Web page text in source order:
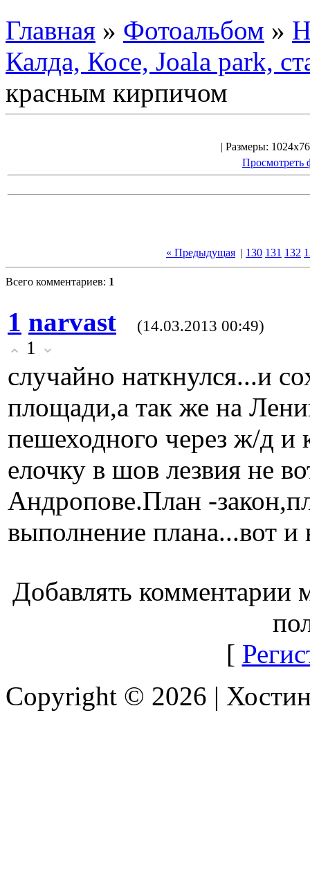
Главная » Фотоальбом »
Калда, Косе, Joala park,
красным кирпичом
| Размеры:
Просмотреть
« Предыдущая | 130 131 132
Всего комментариев: 1
1 narvast (14.03.2013 00:49)
1
случайно наткнулся...и
площади,а так же на
пешеходного через ж/д
елочку в шов лезвия не
Андропове.План -
выполнение плана...вот
Добавлять комментарии
[
Copyright © 2026 |